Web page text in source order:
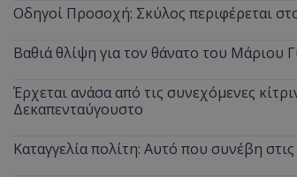
Οδηγοί Προσοχή: Σκύλος περιφέρεται
Βαθιά θλίψη για τον θάνατο του Μάριου
Έρχεται ανάσα από τις συνεχόμενες
Δεκαπενταύγουστο
Καταγγελία πολίτη: Αυτό που συνέβη